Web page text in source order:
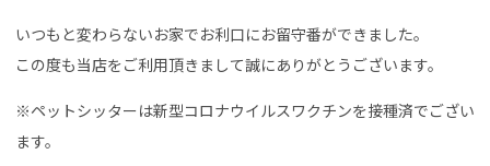
いつもと変わらないお家でお利口にお留守番ができました。
この度も当店をご利用頂きまして誠にありがとうございます。
※ペットシッターは新型コロナウイルスワクチンを接種済でござい
ます。